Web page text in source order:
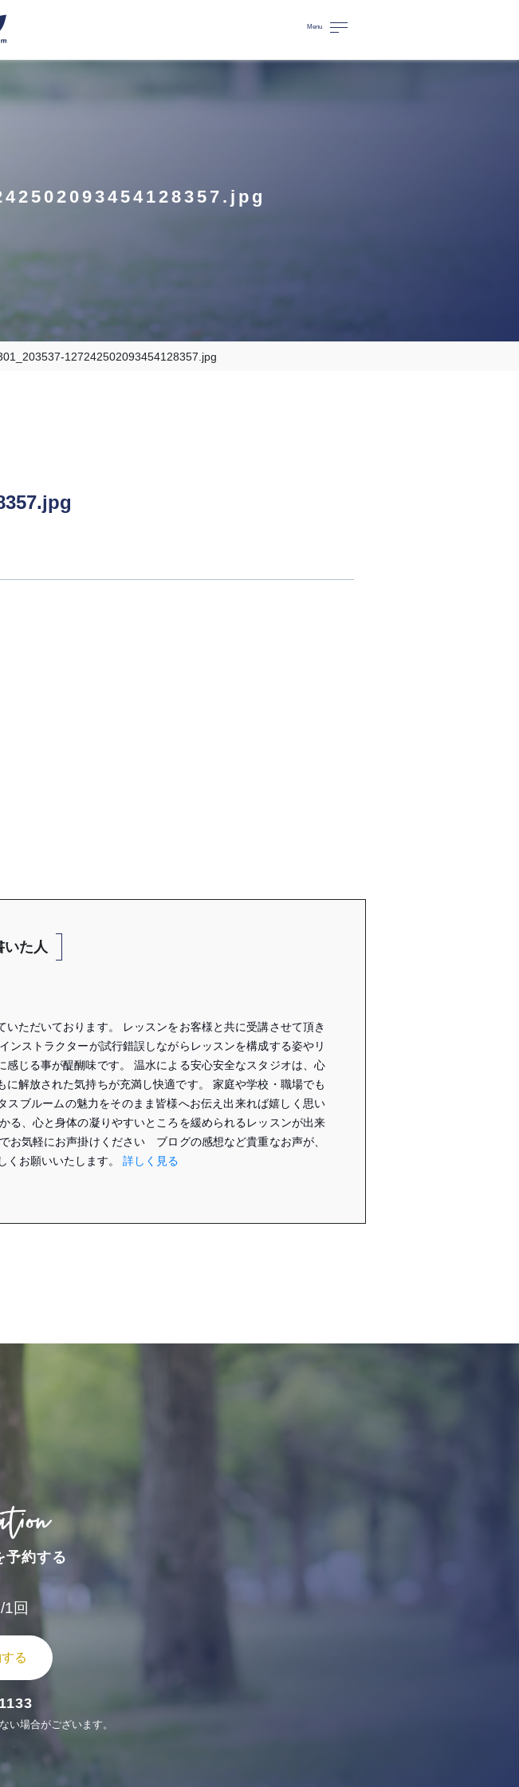
Menu
127242502093454128357.jpg
いた人
ただいております。 レッスンをお客様と共に受講させて頂き
ンストラクターが試行錯誤しながらレッスンを構成する姿やリ
じる事が醍醐味です。 温水による安心安全なスタジオは、心
解放された気持ちが充満し快適です。 家庭や学校・職場でも
スブルームの魅力をそのまま皆様へお伝え出来れば嬉しく思い
る、心と身体の凝りやすいところを緩められるレッスンが出来
お気軽にお声掛けください ブログの感想など貴重なお声が、
くお願いいたします。 詳しく見る
予約する
1回
る
い場合がございます。